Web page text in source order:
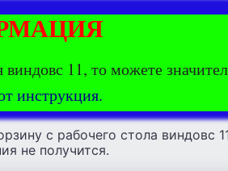
виндовс 11, то можете
инструкция.
с рабочего стола виндовс
не получится.